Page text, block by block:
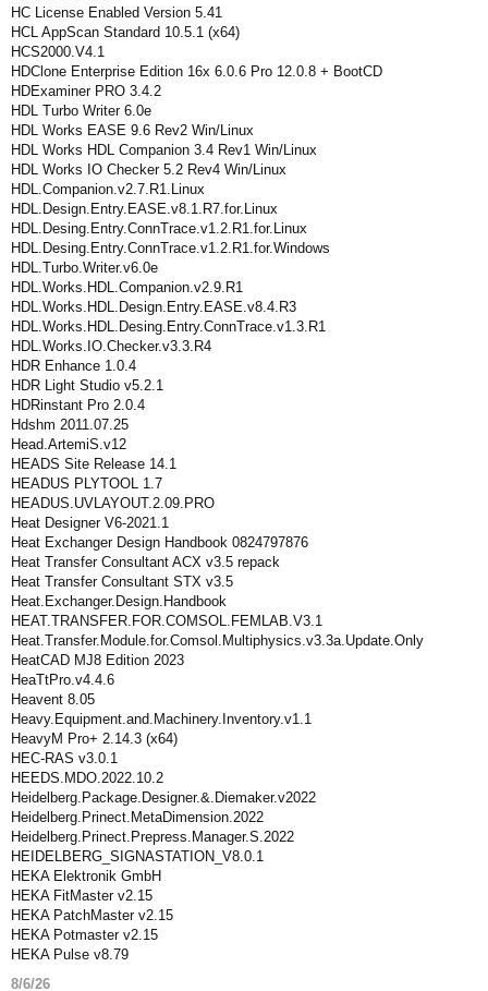
HC License Enabled Version 5.41
HCL AppScan Standard 10.5.1 (x64)
HCS2000.V4.1
HDClone Enterprise Edition 16x 6.0.6 Pro 12.0.8 + BootCD
HDExaminer PRO 3.4.2
HDL Turbo Writer 6.0e
HDL Works EASE 9.6 Rev2 Win/Linux
HDL Works HDL Companion 3.4 Rev1 Win/Linux
HDL Works IO Checker 5.2 Rev4 Win/Linux
HDL.Companion.v2.7.R1.Linux
HDL.Design.Entry.EASE.v8.1.R7.for.Linux
HDL.Desing.Entry.ConnTrace.v1.2.R1.for.Linux
HDL.Desing.Entry.ConnTrace.v1.2.R1.for.Windows
HDL.Turbo.Writer.v6.0e
HDL.Works.HDL.Companion.v2.9.R1
HDL.Works.HDL.Design.Entry.EASE.v8.4.R3
HDL.Works.HDL.Desing.Entry.ConnTrace.v1.3.R1
HDL.Works.IO.Checker.v3.3.R4
HDR Enhance 1.0.4
HDR Light Studio v5.2.1
HDRinstant Pro 2.0.4
Hdshm 2011.07.25
Head.ArtemiS.v12
HEADS Site Release 14.1
HEADUS PLYTOOL 1.7
HEADUS.UVLAYOUT.2.09.PRO
Heat Designer V6-2021.1
Heat Exchanger Design Handbook 0824797876
Heat Transfer Consultant ACX v3.5 repack
Heat Transfer Consultant STX v3.5
Heat.Exchanger.Design.Handbook
HEAT.TRANSFER.FOR.COMSOL.FEMLAB.V3.1
Heat.Transfer.Module.for.Comsol.Multiphysics.v3.3a.Update.Only
HeatCAD MJ8 Edition 2023
HeaTtPro.v4.4.6
Heavent 8.05
Heavy.Equipment.and.Machinery.Inventory.v1.1
HeavyM Pro+ 2.14.3 (x64)
HEC-RAS v3.0.1
HEEDS.MDO.2022.10.2
Heidelberg.Package.Designer.&.Diemaker.v2022
Heidelberg.Prinect.MetaDimension.2022
Heidelberg.Prinect.Prepress.Manager.S.2022
HEIDELBERG_SIGNASTATION_V8.0.1
HEKA Elektronik GmbH
HEKA FitMaster v2.15
HEKA PatchMaster v2.15
HEKA Potmaster v2.15
HEKA Pulse v8.79
8/6/26